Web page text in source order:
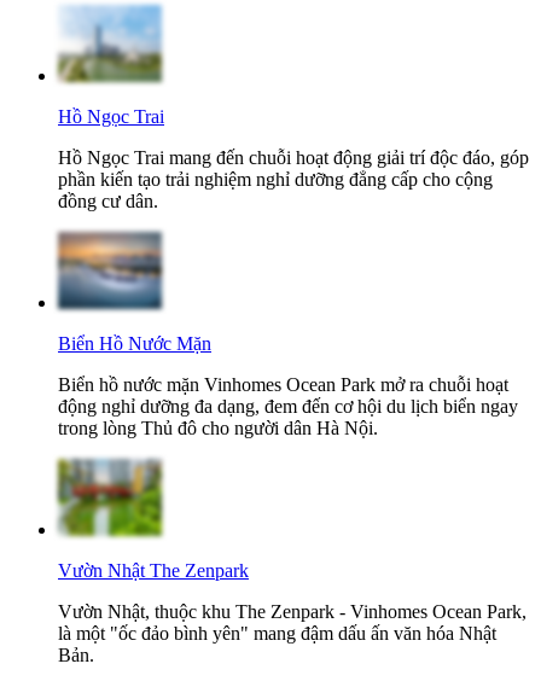
Hồ Ngọc Trai
Hồ Ngọc Trai mang đến chuỗi hoạt động giải trí độc đáo, góp
phần kiến tạo trải nghiệm nghỉ dưỡng đẳng cấp cho cộng
đồng cư dân.
Biển Hồ Nước Mặn
Biển hồ nước mặn Vinhomes Ocean Park mở ra chuỗi hoạt
động nghỉ dưỡng đa dạng, đem đến cơ hội du lịch biển ngay
trong lòng Thủ đô cho người dân Hà Nội.
Vườn Nhật The Zenpark
Vườn Nhật, thuộc khu The Zenpark - Vinhomes Ocean Park,
là một "ốc đảo bình yên" mang đậm dấu ấn văn hóa Nhật
Bản.